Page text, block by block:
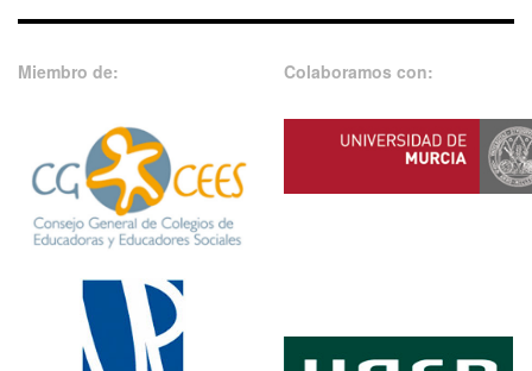
Miembro de: Colaboramos con: